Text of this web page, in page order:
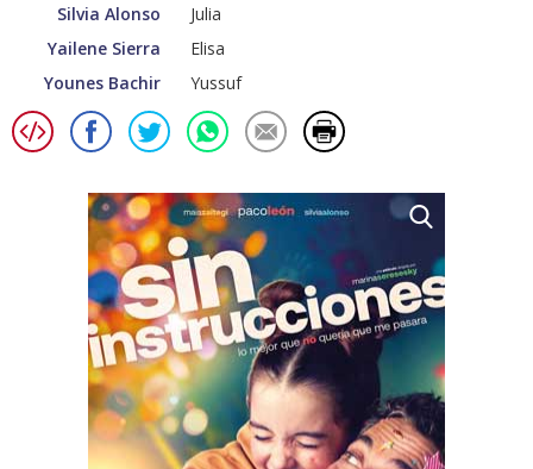
Silvia Alonso
Julia
Yailene Sierra
Elisa
Younes Bachir
Yussuf